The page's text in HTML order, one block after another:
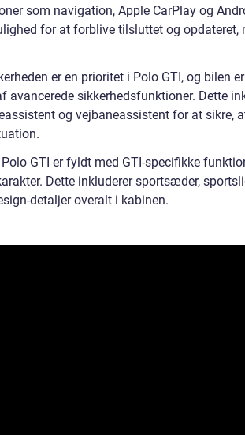
som navigation, Apple CarPlay og
for at forblive tilsluttet og opdateret,
er en prioritet i Polo GTI, og bilen er
avancerede sikkerhedsfunktioner. Dette
og vejbaneassistent for at sikre,
GTI er fyldt med GTI-specifikke
Dette inkluderer sportsæder,
detaljer overalt i kabinen.